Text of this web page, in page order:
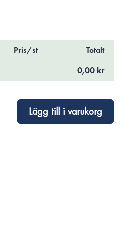
Pris/st Totalt
0,00 kr
Lägg till i varukorg